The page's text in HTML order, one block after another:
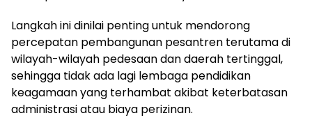
Langkah ini dinilai penting untuk mendorong
percepatan pembangunan pesantren terutama di
wilayah-wilayah pedesaan dan daerah tertinggal,
sehingga tidak ada lagi lembaga pendidikan
keagamaan yang terhambat akibat keterbatasan
administrasi atau biaya perizinan.